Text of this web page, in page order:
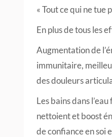
« Tout ce qui ne tue
En plus de tous les
Augmentation de
immunitaire,
des douleurs
Les bains dans
nettoient et boost
de confiance en soi